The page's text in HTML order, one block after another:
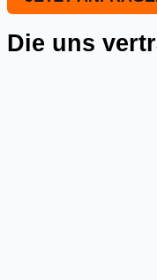
Die uns